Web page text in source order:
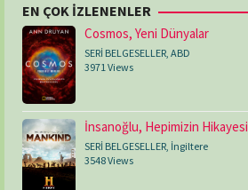
EN ÇOK İZLENENLER
Cosmos, Yeni Dünyalar
SERİ BELGESELLER ABD
3971 Views
İnsanoğlu, Hepimizin Hikayesi
SERİ BELGESELLER İngiltere
3548 Views